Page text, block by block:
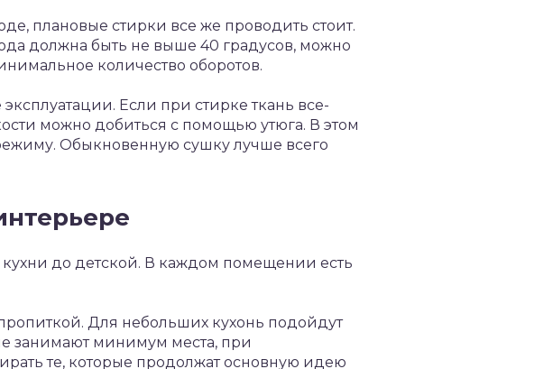
плановые стирки все же проводить стоит.
должна быть не выше 40 градусов, можно
количество оборотов.
Если при стирке ткань все-
можно добиться с помощью утюга. В этом
Обыкновенную сушку лучше всего
до детской. В каждом помещении есть
Для небольших кухонь подойдут
занимают минимум места, при
те, которые продолжат основную идею